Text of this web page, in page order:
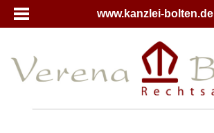
www.kanzlei-bolten.de